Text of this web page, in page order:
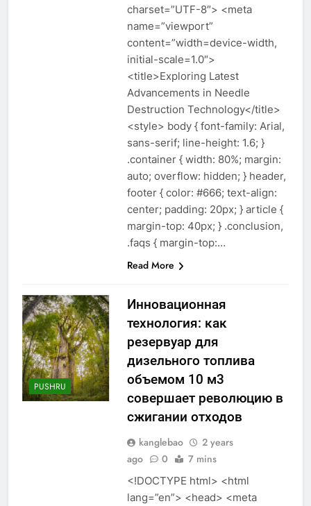
charset=”UTF-8″> <meta
name=”viewport”
content=”width=device-width,
initial-scale=1.0″>
<title>Exploring Latest
Advancements in Needle
Destruction Technology</title>
<style> body { font-family: Arial,
sans-serif; line-height: 1.6; }
.container { width: 80%; margin:
auto; overflow: hidden; } header,
footer { color: #666; text-align:
center; padding: 20px; } article {
margin-top: 40px; } .conclusion,
.faqs { margin-top:…
Read More
PUSHRU
Инновационная
технология: как
резервуар для
дизельного топлива
объемом 10 м3
совершает революцию в
сжигании отходов
kanglebao
2 years
ago
0 7 mins
<!DOCTYPE html> <html
lang=”en”> <head> <meta